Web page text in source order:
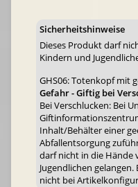
Sicherheitshinweise
Dieses Produkt darf
Kindern und
GHS06: Totenkopf mit
Gefahr - Giftig bei
Bei Verschlucken: Bei
Inhalt/Behälter einer
Abfallentsorgung
darf nicht in die Hände
Jugendlichen
nicht bei